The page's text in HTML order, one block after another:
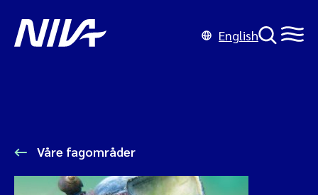
English
Våre fagområder